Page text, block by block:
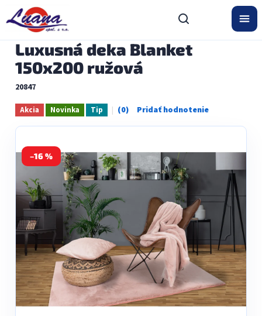
obsah
Luxusná deka Blanket
150x200 ružová
20847
Akcia Novinka Tip
Priemerné
hodnotenie
0,0
z
5
hviezdičiek.
–16 %